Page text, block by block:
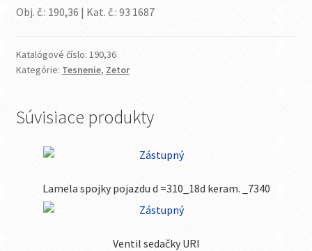
Obj. č.: 190,36 | Kat. č.: 93 1687
Katalógové číslo: 190,36
Kategórie: Tesnenie, Zetor
Súvisiace produkty
Lamela spojky pojazdu d =310_18d keram. _7340
Ventil sedačky URI